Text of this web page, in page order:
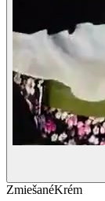
ZmiešanéKrém